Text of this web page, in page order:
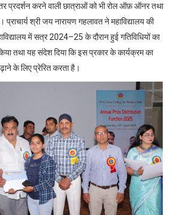
प्रदर्शन करने वाली छात्राओं को भी रोल ऑफ़ ऑनर तथा
श्री जय नारायण गहलावत ने महाविद्यालय की
में सत्र 2024–25 के दौरान हुई गतिविधियों का
तथा यह संदेश दिया कि इस प्रकार के कार्यक्रम का
के लिए प्रेरित करता है।